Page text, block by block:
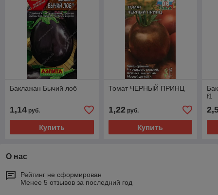
Баклажан Бычий лоб
1,14 руб.
Купить
Томат ЧЕРНЫЙ ПРИНЦ
1,22руб.
Купить
f1
О нас
Рейтинг не сформирован
Менее 5 отзывов за последний год